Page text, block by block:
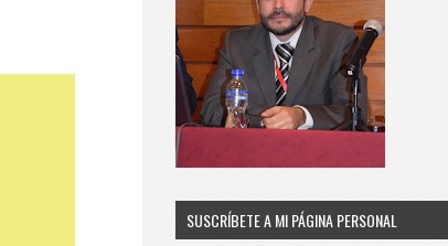
SUSCRÍBETE A MI PÁGINA PERSONAL